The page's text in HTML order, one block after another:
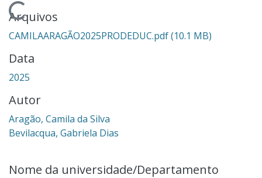
Arquivos
CAMILAARAGÃO2025PRODEDUC.pdf(10.1 MB)
Data
2025
Autor
Aragão, Camila da Silva
Bevilacqua, Gabriela Dias
Nome da universidade/Departamento